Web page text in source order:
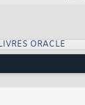
ORACLE